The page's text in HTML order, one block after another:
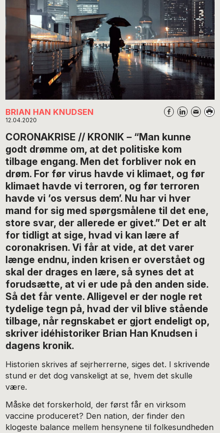
BRIAN HAN KNUDSEN
12.04.2020
CORONAKRISE // KRONIK – “Man kunne
godt drømme om, at det politiske kom
tilbage engang. Men det forbliver nok en
drøm. For før virus havde vi klimaet, og før
klimaet havde vi terroren, og før terroren
havde vi ’os versus dem’. Nu har vi hver
mand for sig med spørgsmålene til det ene,
store svar, der allerede er givet.” Det er alt
for tidligt at sige, hvad vi kan lære af
coronakrisen. Vi får at vide, at det varer
længe endnu, inden krisen er overstået og
skal der drages en lære, så synes det at
forudsætte, at vi er ude på den anden side.
Så det får vente. Alligevel er der nogle ret
tydelige tegn på, hvad der vil blive stående
tilbage, når regnskabet er gjort endeligt op,
skriver idéhistoriker Brian Han Knudsen i
dagens kronik.
Historien skrives af sejrherrerne, siges det. I skrivende
stund er det dog vanskeligt at se, hvem det skulle
være.
Måske det forskerhold, der først får en virksom
vaccine produceret? Den nation, der finder den
klogeste balance mellem hensynene til folkesundheden